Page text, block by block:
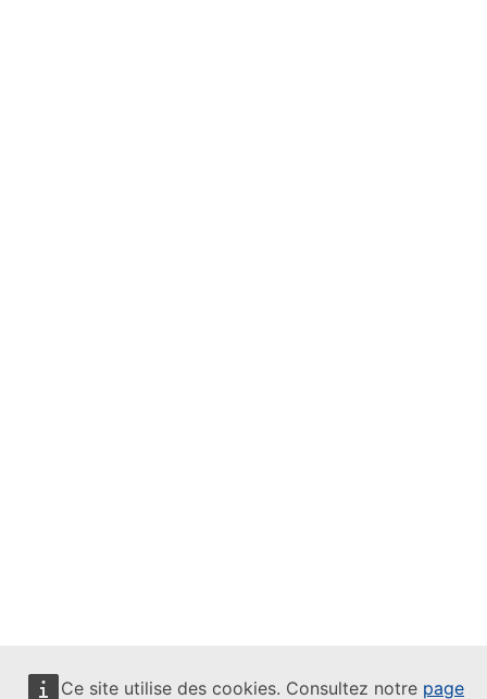
Ce site utilise des cookies. Consultez notre page